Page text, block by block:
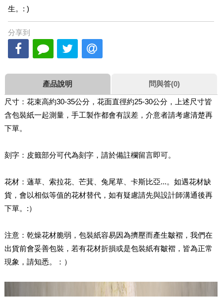
生。: )
分享到
產品說明 問與答(0)
尺寸：花束高約30-35公分，花面直徑約25-30公分，上述尺寸皆
含包裝紙一起測量，手工製作都會有誤差，介意者請考慮清楚再
下單。
刻字：皮籤部分可代為刻字，請於備註欄留言即可。
花材：蓪草、索拉花、芒萁、兔尾草、卡斯比亞...。如遇花材缺
貨，會以相似等值的花材替代，如有疑慮請先與設計師溝通後再
下單。:）
注意：乾燥花材脆弱，包裝紙容易因為擠壓而產生皺褶，我們在
出貨前會妥善包裝，若有花材折損或是包裝紙有皺褶，皆為正常
現象，請知悉。：）